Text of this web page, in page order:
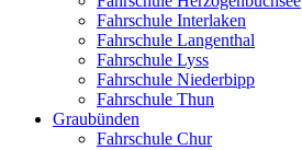
Fahrschule Interlaken
Fahrschule Langenthal
Fahrschule Lyss
Fahrschule Niederbipp
Fahrschule Thun
Graubünden
Fahrschule Chur